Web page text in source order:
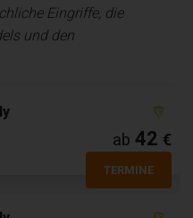
Eingriffe, die
und den
ab 42 €
TERMINE